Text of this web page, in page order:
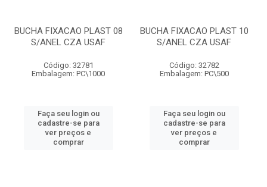
BUCHA FIXACAO PLAST 08
S/ANEL CZA USAF
Código: 32781
Embalagem: PC\1000
Faça seu login ou
cadastre-se para
ver preços e
comprar
BUCHA FIXACAO PLAST 10
S/ANEL CZA USAF
Código: 32782
Embalagem: PC\500
Faça seu login ou
cadastre-se para
ver preços e
comprar